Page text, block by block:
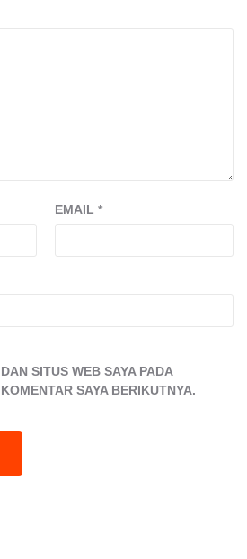
EMAIL *
SITUS WEB SAYA PADA
SAYA BERIKUTNYA.